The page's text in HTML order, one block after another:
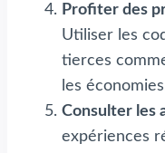
Profiter des
Utiliser les
tierces
les
Consulter les
expériences